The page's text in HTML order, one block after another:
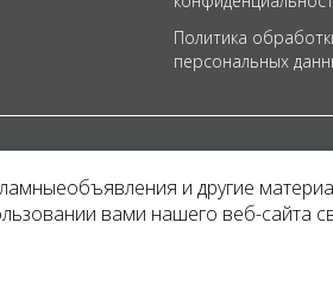
Политика
персональных
и другие
вами нашего веб-сайта